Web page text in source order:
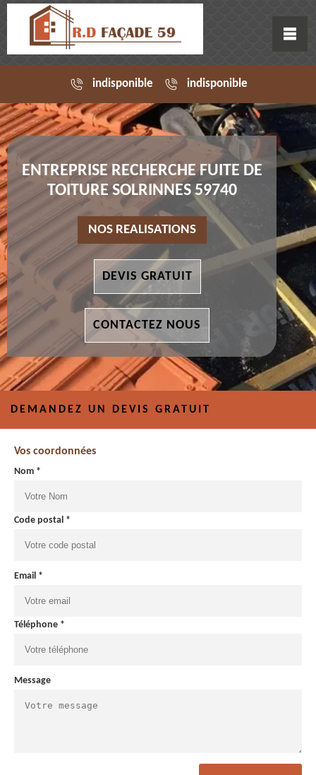
indisponible indisponible
ENTREPRISE RECHERCHE FUITE DE
TOITURE SOLRINNES 59740
NOS REALISATIONS
DEVIS GRATUIT
CONTACTEZ NOUS
DEMANDEZ UN DEVIS GRATUIT
Vos coordonnées
Nom *
Code postal *
Email *
Téléphone *
Message